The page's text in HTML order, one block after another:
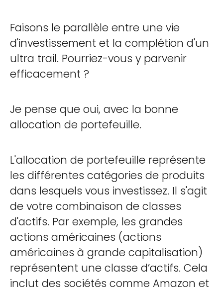
Faisons le parallèle entre une vie
d'investissement et la complétion d'un
ultra trail. Pourriez-vous y parvenir
efficacement ?
Je pense que oui, avec la bonne
allocation de portefeuille.
L'allocation de portefeuille représente
les différentes catégories de produits
dans lesquels vous investissez. Il s'agit
de votre combinaison de classes
d'actifs. Par exemple, les grandes
actions américaines (actions
américaines à grande capitalisation)
représentent une classe d’actifs. Cela
inclut des sociétés comme Amazon et